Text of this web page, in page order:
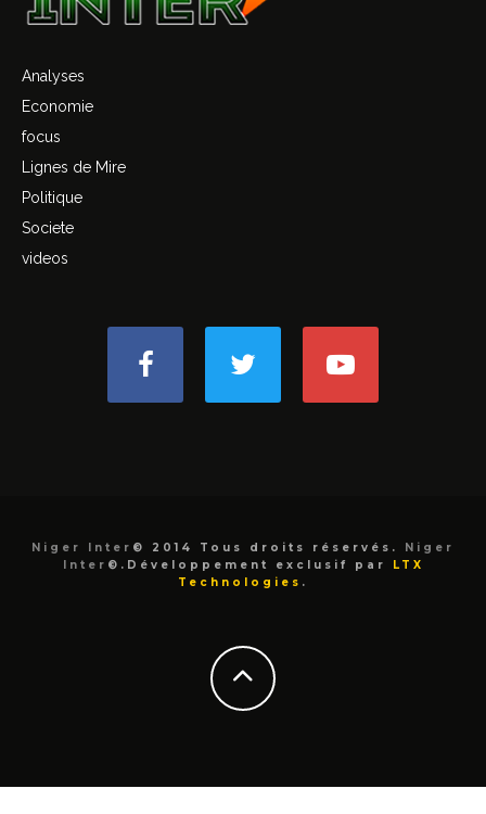
Analyses
Economie
focus
Lignes de Mire
Politique
Societe
videos
Niger Inter © 2014 Tous droits réservés. Niger
Inter ©.Développement exclusif par
LTX
Technologies .